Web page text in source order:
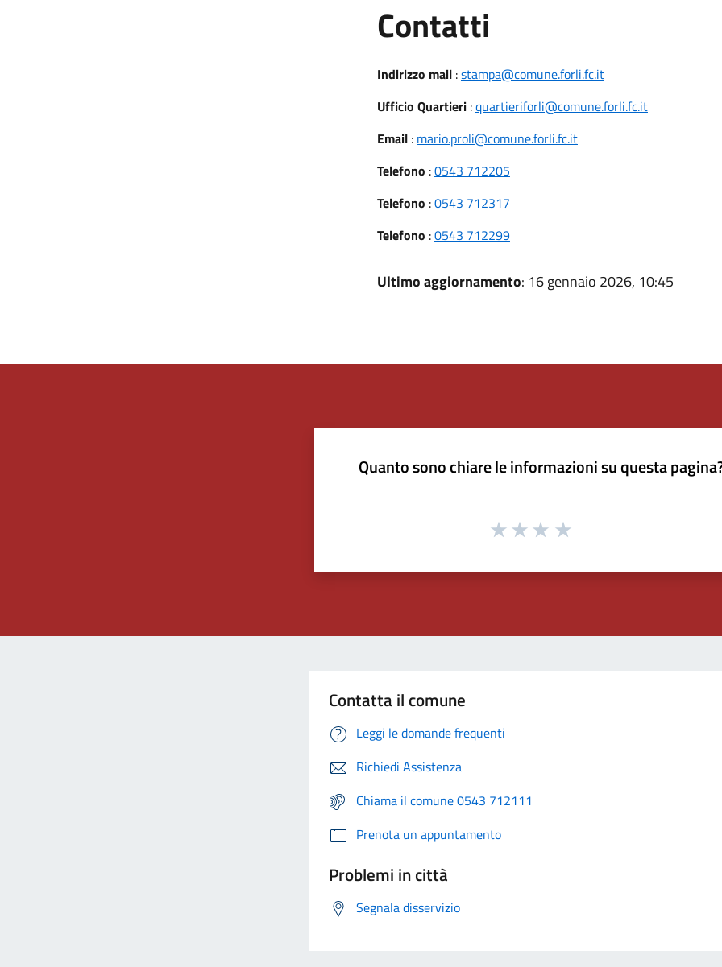
Contatti
Indirizzo mail:stampa@comune.forli.fc.it
Ufficio Quartieri:quartieriforli@comune.forli.fc.it
Email: mario.proli@comune.forli.fc.it
Telefono :0543 712205
Telefono :0543 712317
Telefono :0543 712299
Ultimo aggiornamento: 16 gennaio 2026, 10:45
Quanto sono chiare le informazioni su questa
Contatta il comune
Leggi le domande frequenti
Richiedi Assistenza
Chiama il comune 0543 712111
Prenota un appuntamento
Problemi in città
Segnala disservizio